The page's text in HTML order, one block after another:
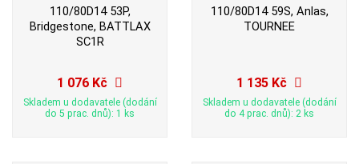
110/80D14 53P,
Bridgestone, BATTLAX
SC1R
1 076 Kč
Skladem u dodavatele (dodání
do 5 prac. dnů): 1 ks
110/80D14 59S, Anlas,
TOURNEE
1 135 Kč
Skladem u dodavatele (dodání
do 4 prac. dnů): 2 ks